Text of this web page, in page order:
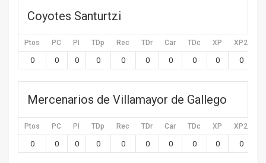
Coyotes Santurtzi
Ptos PC PI TDp Rec TDr Car TDc XP XP2
0 0 0 0 0 0 0 0 0 0
Mercenarios de Villamayor de Gallego
Ptos PC PI TDp Rec TDr Car TDc XP XP2
0 0 0 0 0 0 0 0 0 0